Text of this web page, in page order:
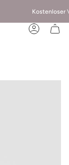
KostenloserVersand ab